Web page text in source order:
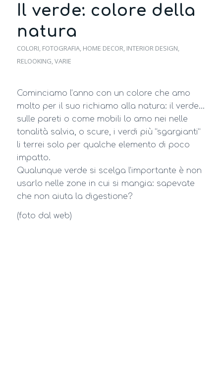
Il verde: colore della
natura
COLORI, FOTOGRAFIA, HOME DECOR, INTERIOR DESIGN,
RELOOKING,VARIE
Cominciamo l’anno con un colore che amo
molto per il suo richiamo alla natura: il verde…
sulle pareti o come mobili lo amo nei nelle
tonalità salvia, o scure, i verdi più “sgargianti”
li terrei solo per qualche elemento di poco
impatto.
Qualunque verde si scelga l’importante è non
usarlo nelle zone in cui si mangia: sapevate
che non aiuta la digestione?
(foto dal web)